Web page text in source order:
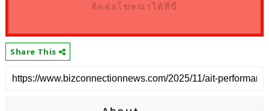
ติดต่อโฆษณาได้ที่นี่
Share This